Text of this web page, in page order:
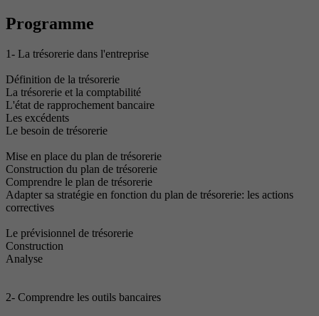
Programme
1- La trésorerie dans l'entreprise
Définition de la trésorerie
La trésorerie et la comptabilité
L'état de rapprochement bancaire
Les excédents
Le besoin de trésorerie
Mise en place du plan de trésorerie
Construction du plan de trésorerie
Comprendre le plan de trésorerie
Adapter sa stratégie en fonction du plan de trésorerie: les actions
correctives
Le prévisionnel de trésorerie
Construction
Analyse
2- Comprendre les outils bancaires